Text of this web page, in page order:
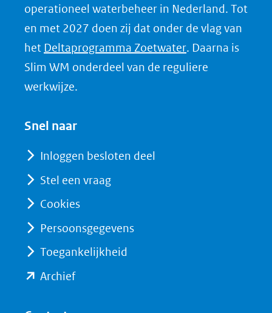
k
e
d
I
venster)
naar
andere
website)
operationeel waterbeheer in Nederland. Tot
en met 2027 doen zij dat onder de vlag van
het Deltaprogramma Zoetwater(opent
in
. Daarna is
Slim WM onderdeel van de reguliere
werkwijze.
Snel naar
Inloggen besloten deel
Stel een vraag
Cookies
Persoonsgegevens
Toegankelijkheid
Archief(opent